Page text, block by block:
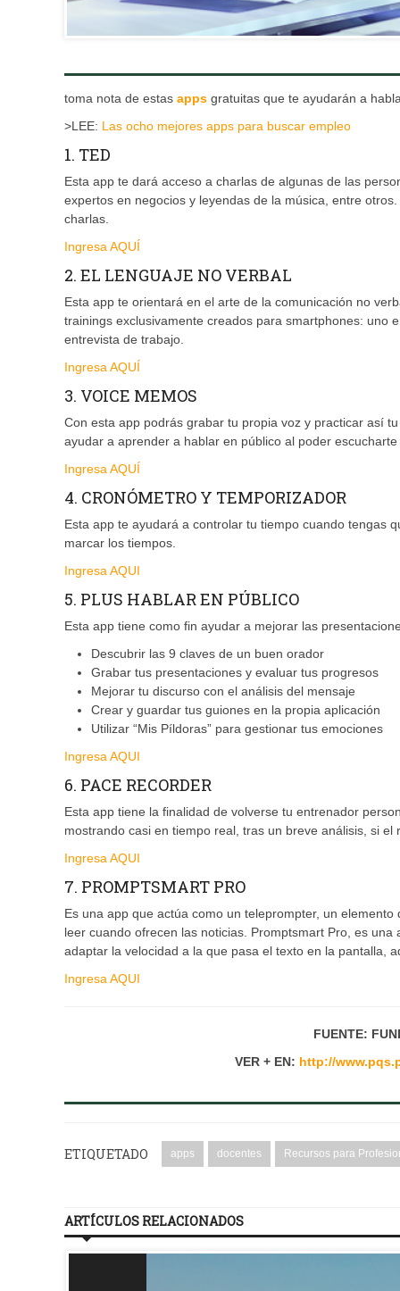
toma nota de estas apps gratuitas que te ayudarán a
>LEE: Las ocho mejores apps para buscar empleo
1. TED
Esta app te dará acceso a charlas de algunas de las
expertos en negocios y leyendas de la música, entre
charlas.
Ingresa AQUÍ
2. EL LENGUAJE NO VERBAL
Esta app te orientará en el arte de la comunicación no
trainings exclusivamente creados para smartphones: uno
entrevista de trabajo.
Ingresa AQUÍ
3. VOICE MEMOS
Con esta app podrás grabar tu propia voz y practicar así
ayudar a aprender a hablar en público al poder
Ingresa AQUÍ
4. CRONÓMETRO Y TEMPORIZADOR
Esta app te ayudará a controlar tu tiempo cuando tengas
marcar los tiempos.
Ingresa AQUI
5. PLUS HABLAR EN PÚBLICO
Esta app tiene como fin ayudar a mejorar las
Descubrir las 9 claves de un buen orador
Grabar tus presentaciones y evaluar tus progresos
Mejorar tu discurso con el análisis del mensaje
Crear y guardar tus guiones en la propia aplicación
Utilizar “Mis Píldoras” para gestionar tus emociones
Ingresa AQUI
6. PACE RECORDER
Esta app tiene la finalidad de volverse tu entrenador
mostrando casi en tiempo real, tras un breve análisis, si
Ingresa AQUI
7. PROMPTSMART PRO
Es una app que actúa como un teleprompter, un
leer cuando ofrecen las noticias. Promptsmart Pro, es
adaptar la velocidad a la que pasa el texto en la pantalla,
Ingresa AQUI
FUENTE:
VER + EN: http://
ETIQUETADO apps docentes Recursos para
ARTÍCULOS RELACIONADOS